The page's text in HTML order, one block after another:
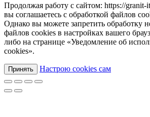
Продолжая работу с сайтом: https://
вы соглашаетесь с обработкой файлов
Однако вы можете запретить обработку
файлов cookies в настройках вашего
либо на странице «Уведомление об
cookies».
Принять Настрою cookies сам